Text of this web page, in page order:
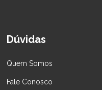
Dúvidas
Quem Somos
Fale Conosco